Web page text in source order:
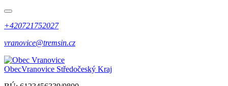
+420721752027
vranovice@tremsin.cz
ObecVranovice Středočeský Kraj